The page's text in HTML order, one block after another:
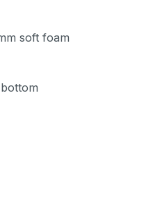
soft foam